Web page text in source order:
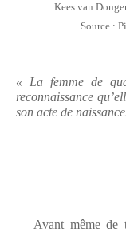
Kees van Dongen
Source :
« La femme de
reconnaissance
son acte de
«
Avant même de